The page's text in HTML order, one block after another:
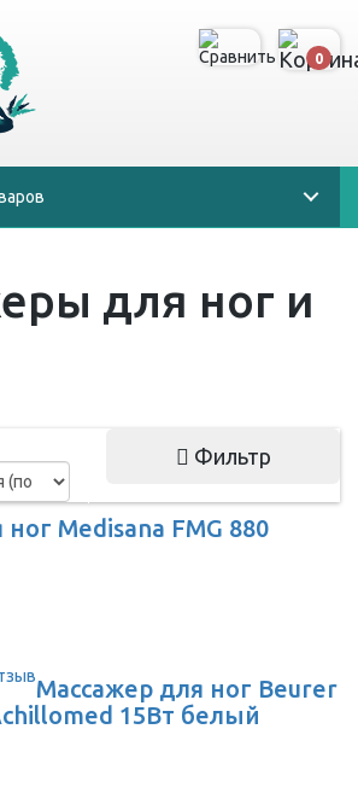
0
для ног и
Фильтр
Medisana FMG 880
Массажер для ног Beurer
15Вт белый